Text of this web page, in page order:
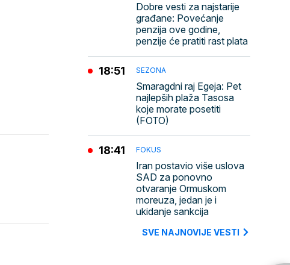
Dobre vesti za najstarije
građane: Povećanje
penzija ove godine,
penzije će pratiti rast plata
SEZONA
Smaragdni raj Egeja: Pet
najlepših plaža Tasosa
koje morate posetiti
(FOTO)
18:51
FOKUS
Iran postavio više uslova
SAD za ponovno
otvaranje Ormuskom
moreuza, jedan je i
ukidanje sankcija
18:41
SVE NAJNOVIJE VESTI